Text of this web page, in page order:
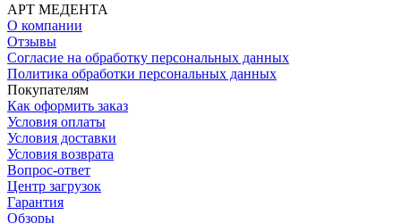
АРТ МЕДЕНТА
О компании
Отзывы
Согласие на обработку персональных данных
Политика обработки персональных данных
Покупателям
Как оформить заказ
Условия оплаты
Условия доставки
Условия возврата
Вопрос-ответ
Центр загрузок
Гарантия
Обзоры